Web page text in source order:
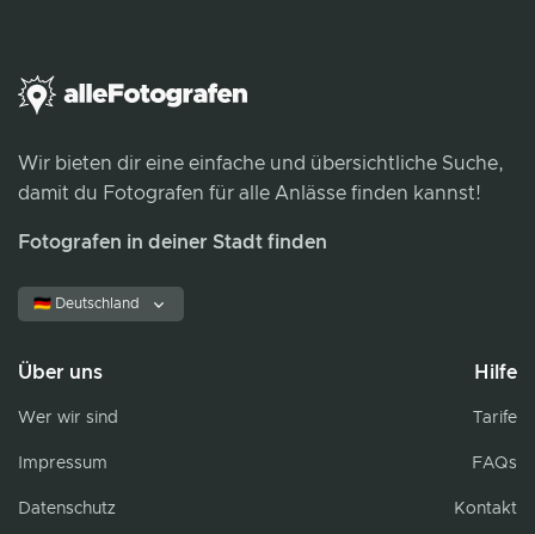
Wir bieten dir eine einfache und übersichtliche Suche,
damit du Fotografen für alle Anlässe finden kannst!
Fotografen in deiner Stadt finden
🇩🇪 Deutschland
Über uns
Wer wir sind
Impressum
Datenschutz
Hilfe
Tarife
FAQs
Kontakt